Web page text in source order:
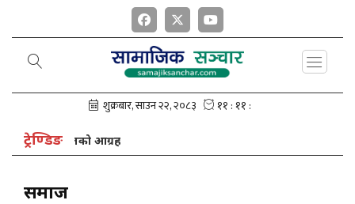
ट्रेण्डिङ
नेपालको आग्रह
समाज